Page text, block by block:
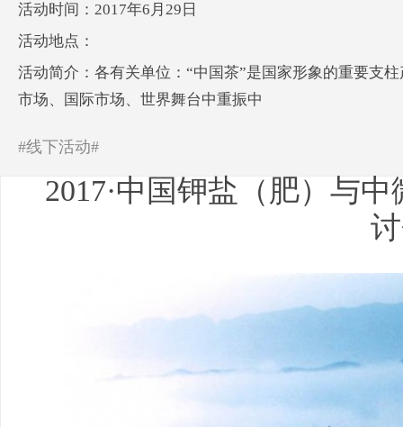
活动时间：2017年6月29日
活动地点：
活动简介：各有关单位：“中国茶”是国家形象的重要支
市场、国际市场、世界舞台中重振中
#线下活动#
2017·中国钾盐（肥）与